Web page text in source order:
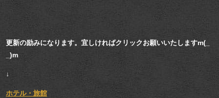
更新の励みになります。宜しければクリックお願いいたしますm(_
_)m
↓
ホテル・旅館